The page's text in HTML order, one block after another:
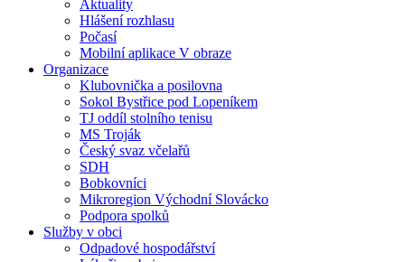
Aktuality
Hlášení rozhlasu
Počasí
Mobilní aplikace V obraze
Organizace
Klubovnička a posilovna
Sokol Bystřice pod Lopeníkem
TJ oddíl stolního tenisu
MS Troják
Český svaz včelařů
SDH
Bobkovníci
Mikroregion Východní Slovácko
Podpora spolků
Služby v obci
Odpadové hospodářství